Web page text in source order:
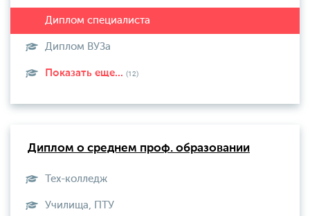
Диплом ВУЗа
Показать еще... (12)
Диплом о среднем проф. образовании
Тех-колледж
Училища, ПТУ